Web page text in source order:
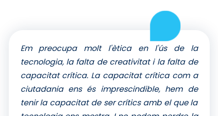
Em preocupa molt l'ètica en l'ús de la
tecnologia, la falta de creativitat i la falta de
capacitat crítica. La capacitat crítica com a
ciutadania ens és imprescindible, hem de
tenir la capacitat de ser crítics amb el que la